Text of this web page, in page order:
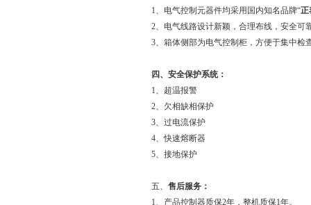
1、电气控制元器件均采用国内知名品牌“正
2、电气线路设计新颖，合理布线，安全可
3、箱体侧部为电气控制柜，方便于集中检
四、安全保护系统：
1、超温报警
2、欠相缺相保护
3、过电流保护
4、快速熔断器
5、接地保护
五、 售后服务：
1、产品控制器质保2年，整机质保1年。